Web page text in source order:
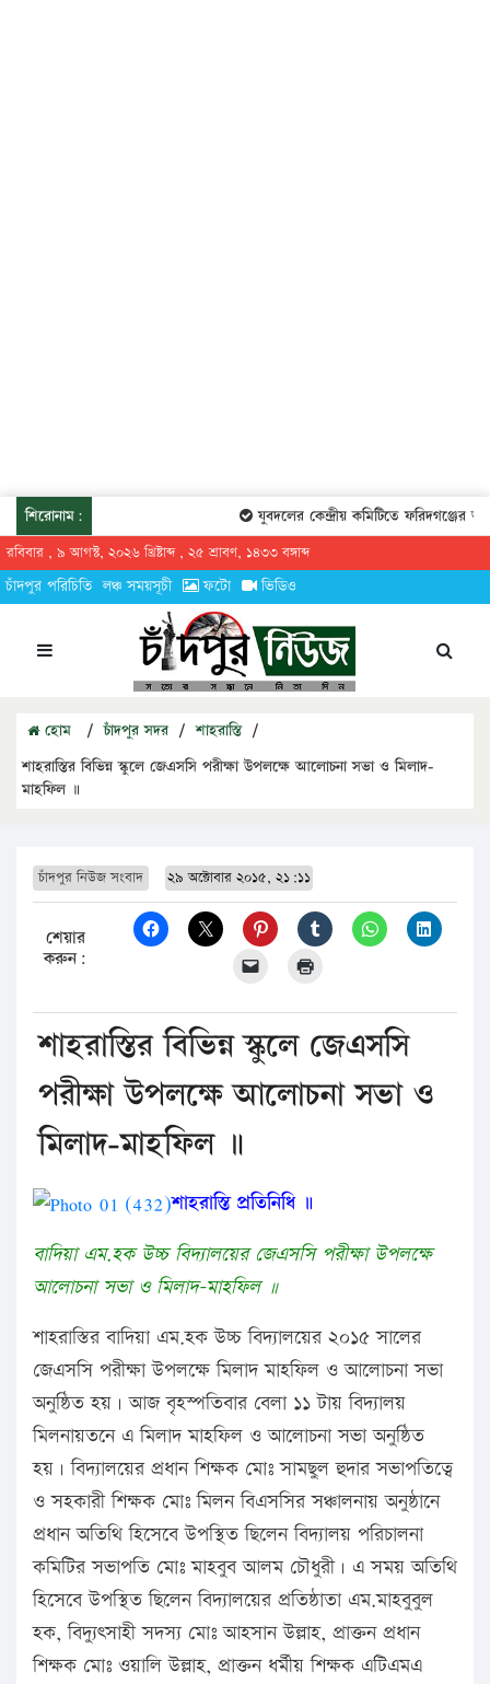
শিরোনাম: যুবদলের কেন্দ্রীয় কমিটিতে ফরিদগঞ্জের
রবিবার , ৯ আগস্ট, ২০২৬ খ্রিষ্টাব্দ , ২৫ শ্রাবণ, ১৪৩৩ বঙ্গাব্দ
চাঁদপুর পরিচিতি লঞ্চ সময়সূচী ফটো ভিডিও
হোম / চাঁদপুর সদর / শাহরাস্তি /
শাহরাস্তির বিভিন্ন স্কুলে জেএসসি পরীক্ষা উপলক্ষে আলোচনা সভা ও মিলাদ-
মাহফিল ॥
চাঁদপুর নিউজ সংবাদ ২৯ অক্টোবার ২০১৫, ২১:১১
শেয়ার
করুন:
শাহরাস্তির বিভিন্ন স্কুলে জেএসসি
পরীক্ষা উপলক্ষে আলোচনা সভা ও
মিলাদ-মাহফিল ॥
শাহরাস্তি প্রতিনিধি ॥
বাদিয়া এম.হক উচ্চ বিদ্যালয়ের জেএসসি পরীক্ষা উপলক্ষে
আলোচনা সভা ও মিলাদ-মাহফিল ॥
শাহরাস্তির বাদিয়া এম.হক উচ্চ বিদ্যালয়ের ২০১৫ সালের
জেএসসি পরীক্ষা উপলক্ষে মিলাদ মাহফিল ও আলোচনা সভা
অনুষ্ঠিত হয়। আজ বৃহস্পতিবার বেলা ১১ টায় বিদ্যালয়
মিলনায়তনে এ মিলাদ মাহফিল ও আলোচনা সভা অনুষ্ঠিত
হয়। বিদ্যালয়ের প্রধান শিক্ষক মোঃ সামছুল হুদার সভাপতিত্বে
ও সহকারী শিক্ষক মোঃ মিলন বিএসসির সঞ্চালনায় অনুষ্ঠানে
প্রধান অতিথি হিসেবে উপস্থিত ছিলেন বিদ্যালয় পরিচালনা
কমিটির সভাপতি মোঃ মাহবুব আলম চৌধুরী। এ সময় অতিথি
হিসেবে উপস্থিত ছিলেন বিদ্যালয়ের প্রতিষ্ঠাতা এম.মাহবুবুল
হক, বিদ্যুৎসাহী সদস্য মোঃ আহসান উল্লাহ, প্রাক্তন প্রধান
শিক্ষক মোঃ ওয়ালি উল্লাহ, প্রাক্তন ধর্মীয় শিক্ষক এটিএমএ